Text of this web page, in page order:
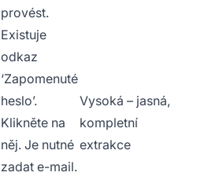
provést.
Existuje
odkaz
‘Zapomenuté
heslo’.
Klikněte na
něj. Je nutné
zadat e-mail.
Vysoká – jasná,
kompletní
extrakce